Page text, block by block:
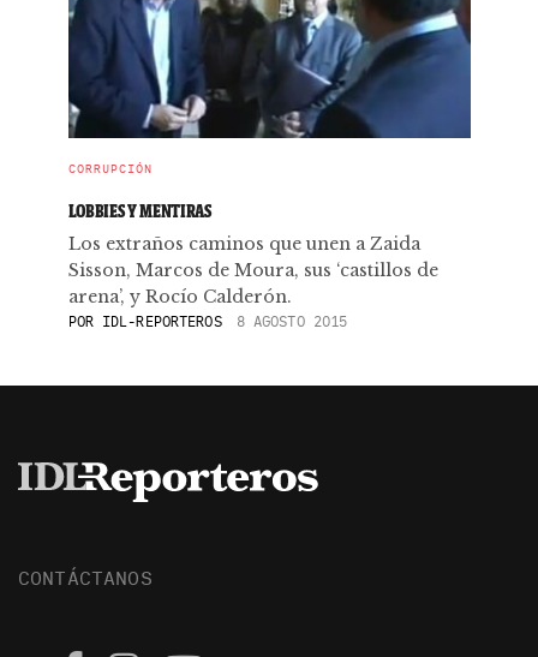
CORRUPCIÓN
LOBBIES Y MENTIRAS
Los extraños caminos que unen a Zaida
Sisson, Marcos de Moura, sus ‘castillos de
arena’, y Rocío Calderón.
POR IDL-REPORTEROS 8 AGOSTO 2015
CONTÁCTANOS